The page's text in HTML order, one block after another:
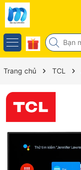
Trang chủ TCL